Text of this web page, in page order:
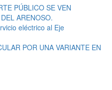
PÚBLICO SE VEN
ARENOSO.
eléctrico al Eje
POR UNA VARIANTE EN